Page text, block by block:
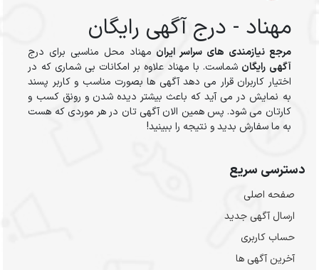
مهناد - درج آگهی رایگان
مرجع نیازمندی های سراسر ایران مهناد محل مناسبی برای درج
آگهی رایگان شماست. با مهناد علاوه بر امکانات بی شماری که در
اختیار کاربران قرار می دهد آگهی ها بصورت مناسب و کاربر پسند
به نمایش در می آید که باعث بیشتر دیده شدن و رونق کسب و
کارتان می شود. پس همین الان آگهی تان در هر موردی که هست
به ما سفارش بدید و نتیجه را ببینید!
دسترسی سریع
صفحه اصلی
ارسال‌ آگهی جدید
حساب کاربری
آخرین آگهی ها